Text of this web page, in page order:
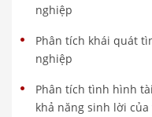
nghiệp
Phân tích khái quát
nghiệp
Phân tích tình hình
khả năng sinh lời của